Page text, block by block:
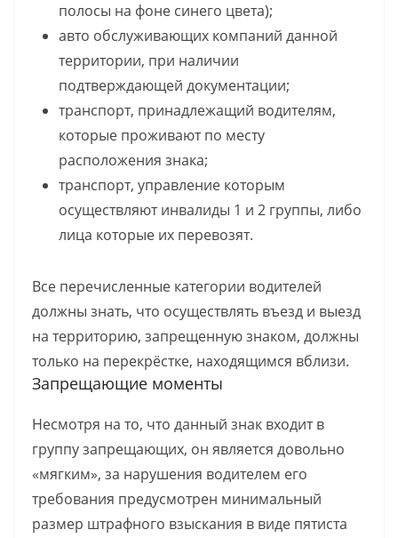
полосы на фоне синего цвета);
авто обслуживающих компаний данной
территории, при наличии
подтверждающей документации;
транспорт, принадлежащий водителям,
которые проживают по месту
расположения знака;
транспорт, управление которым
осуществляют инвалиды 1 и 2 группы, либо
лица которые их перевозят.
Все перечисленные категории водителей
должны знать, что осуществлять въезд и выезд
на территорию, запрещенную знаком, должны
только на перекрёстке, находящимся вблизи.
Запрещающие моменты
Несмотря на то, что данный знак входит в
группу запрещающих, он является довольно
«мягким», за нарушения водителем его
требования предусмотрен минимальный
размер штрафного взыскания в виде пятиста